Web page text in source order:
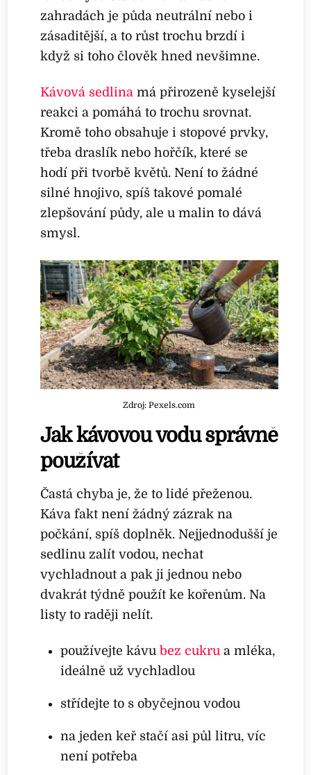
zahradách je půda neutrální nebo i
zásaditější, a to růst trochu brzdí i
když si toho člověk hned nevšimne.
Kávová sedlina má přirozeně kyselejší
reakci a pomáhá to trochu srovnat.
Kromě toho obsahuje i stopové prvky,
třeba draslík nebo hořčík, které se
hodí při tvorbě květů. Není to žádné
silné hnojivo, spíš takové pomalé
zlepšování půdy, ale u malin to dává
smysl.
Zdroj: Pexels.com
Jak kávovou vodu správně
používat
Častá chyba je, že to lidé přeženou.
Káva fakt není žádný zázrak na
počkání, spíš doplněk. Nejjednodušší je
sedlinu zalít vodou, nechat
vychladnout a pak ji jednou nebo
dvakrát týdně použít ke kořenům. Na
listy to raději nelít.
používejte kávu bez cukrua mléka,
ideálně už vychladlou
střídejte to s obyčejnou vodou
na jeden keř stačí asi půl litru, víc
není potřeba